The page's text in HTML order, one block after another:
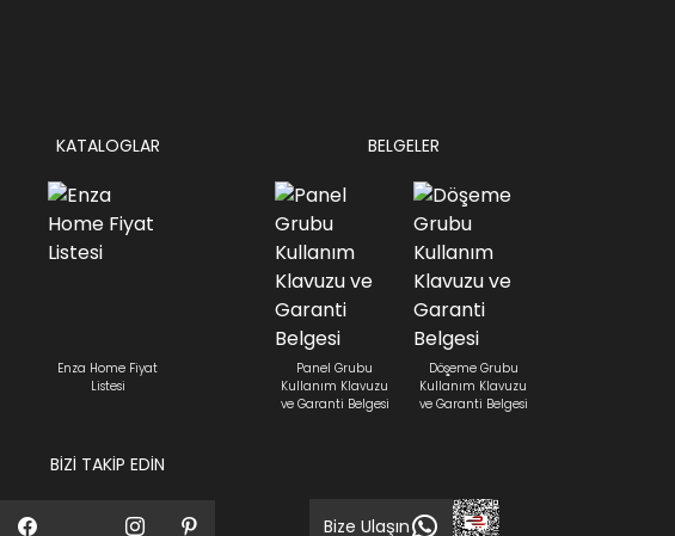
KATALOGLAR
Enza Home Fiyat
Listesi
BİZİ TAKİP EDİN
BELGELER
Panel Grubu
Kullanım Klavuzu
ve Garanti Belgesi
Döşeme Grubu
Kullanım Klavuzu
ve Garanti Belgesi
Bize Ulaşın